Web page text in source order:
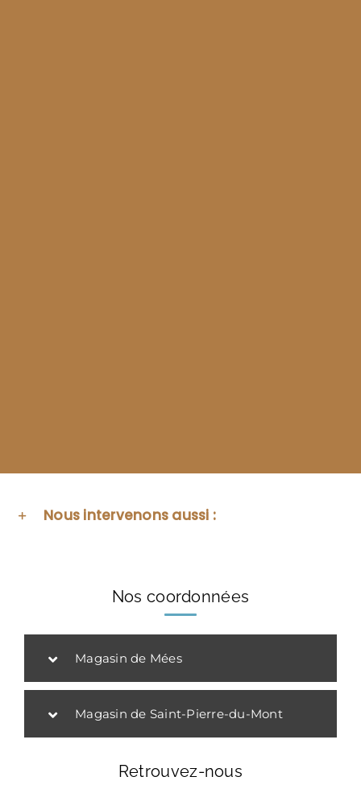
Nous intervenons aussi :
Nos coordonnées
Magasin de Mées
Magasin de Saint-Pierre-du-Mont
Retrouvez-nous